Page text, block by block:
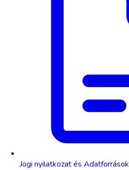
Jogi nyilatkozat és Adatforrások